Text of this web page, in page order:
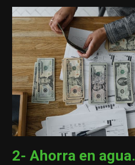
2- Ahorra en agua.